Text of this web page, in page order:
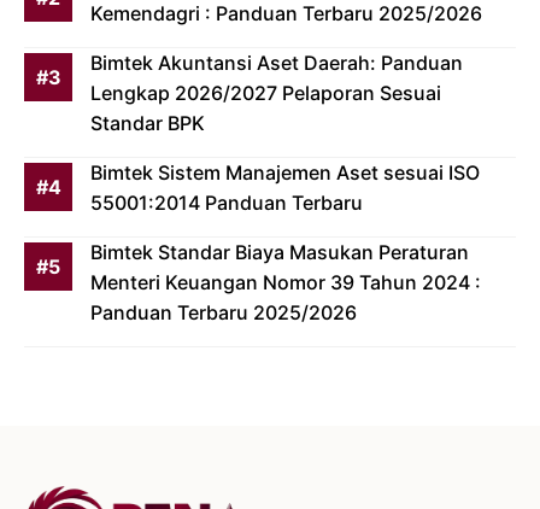
Kemendagri : Panduan Terbaru 2025/2026
Bimtek Akuntansi Aset Daerah: Panduan
Lengkap 2026/2027 Pelaporan Sesuai
Standar BPK
Bimtek Sistem Manajemen Aset sesuai ISO
55001:2014 Panduan Terbaru
Bimtek Standar Biaya Masukan Peraturan
Menteri Keuangan Nomor 39 Tahun 2024 :
Panduan Terbaru 2025/2026